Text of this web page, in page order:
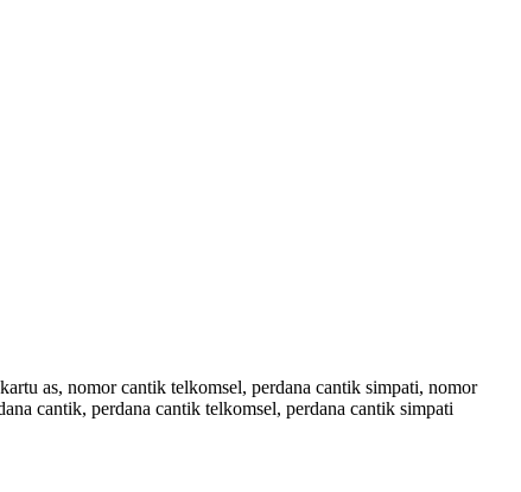
as, nomor cantik telkomsel, perdana cantik simpati, nomor
cantik, perdana cantik telkomsel, perdana cantik simpati